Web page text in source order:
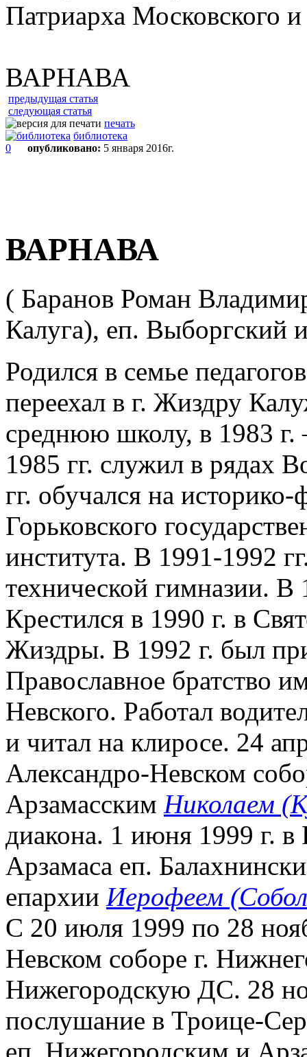
Патриарха Московского
ВАРНАВА
предыдущая статья
следующая статья
печать
библиотека
0
опубликовано: 5 января 2016г.
ВАРНАВА
( Баранов Роман
Калуга), еп. Выборгский
Родился в семье
переехал в г. Жиздру
среднюю школу, в 1983
1985 гг. служил в рядах
гг. обучался на
Горьковского
института. В 1991-1992
технической гимназии. В
Крестился в 1990 г. в
Жиздры. В 1992 г. был
Православное братство
Невского. Работал
и читал на клиросе. 24
Александро-Невском
Арзамасским Николаем
диакона. 1 июня 1999 г. в
Арзамаса еп.
епархии Иерофеем
С 20 июля 1999 по 28
Невском соборе г.
Нижегородскую ДС. 28
послушание в Троице-
еп. Нижегородским и